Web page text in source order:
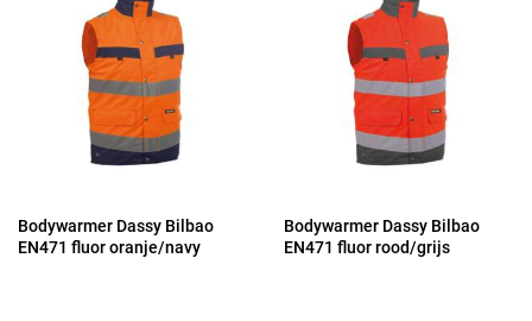
Bodywarmer Dassy Bilbao
EN471 fluor oranje/navy
Bodywarmer Dassy Bilbao
EN471 fluor rood/grijs